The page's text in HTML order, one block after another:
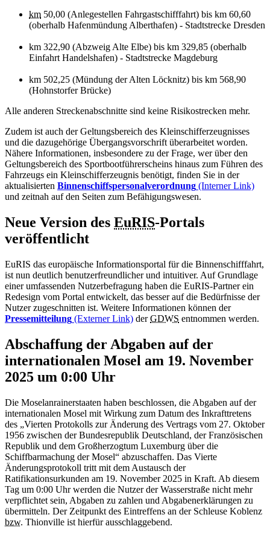
km 50,00 (Anlegestellen Fahrgastschifffahrt) bis km 60,60
(oberhalb Hafenmündung Alberthafen) - Stadtstrecke Dresden
km 322,90 (Abzweig Alte Elbe) bis km 329,85 (oberhalb
Einfahrt Handelshafen) - Stadtstrecke Magdeburg
km 502,25 (Mündung der Alten Löcknitz) bis km 568,90
(Hohnstorfer Brücke)
Alle anderen Streckenabschnitte sind keine Risikostrecken mehr.
Zudem ist auch der Geltungsbereich des Kleinschifferzeugnisses
und die dazugehörige Übergangsvorschrift überarbeitet worden.
Nähere Informationen, insbesondere zu der Frage, wer über den
Geltungsbereich des Sportbootführerscheins hinaus zum Führen des
Fahrzeugs ein Kleinschifferzeugnis benötigt, finden Sie in der
aktualisierten Binnenschiffspersonalverordnung (Interner Link)
und zeitnah auf den Seiten zum Befähigungswesen.
Neue Version des EuRIS-Portals
veröffentlicht
EuRIS das europäische Informationsportal für die Binnenschifffahrt,
ist nun deutlich benutzerfreundlicher und intuitiver. Auf Grundlage
einer umfassenden Nutzerbefragung haben die EuRIS-Partner ein
Redesign vom Portal entwickelt, das besser auf die Bedürfnisse der
Nutzer zugeschnitten ist. Weitere Informationen können der
Pressemitteilung (Externer Link) derGDWS entnommen werden.
Abschaffung der Abgaben auf der
internationalen Mosel am 19. November
2025 um 0:00 Uhr
Die Moselanrainerstaaten haben beschlossen, die Abgaben auf der
internationalen Mosel mit Wirkung zum Datum des Inkrafttretens
des „Vierten Protokolls zur Änderung des Vertrags vom 27. Oktober
1956 zwischen der Bundesrepublik Deutschland, der Französischen
Republik und dem Großherzogtum Luxemburg über die
Schiffbarmachung der Mosel“ abzuschaffen. Das Vierte
Änderungsprotokoll tritt mit dem Austausch der
Ratifikationsurkunden am 19. November 2025 in Kraft. Ab diesem
Tag um 0:00 Uhr werden die Nutzer der Wasserstraße nicht mehr
verpflichtet sein, Abgaben zu zahlen und Abgabenerklärungen zu
übermitteln. Der Zeitpunkt des Eintreffens an der Schleuse Koblenz
bzw. Thionville ist hierfür ausschlaggebend.